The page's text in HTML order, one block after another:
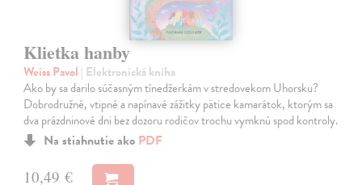
Klietka hanby
Weiss Pavol | Elektronická kniha
Ako by sa darilo súčasným tínedžerkám v stredovekom Uhorsku?
Dobrodružné, vtipné a napínavé zážitky pätice kamarátok, ktorým sa
dva prázdninové dni bez dozoru rodičov trochu vymknú spod kontroly.
Na stiahnutie ako PDF
10,49 €